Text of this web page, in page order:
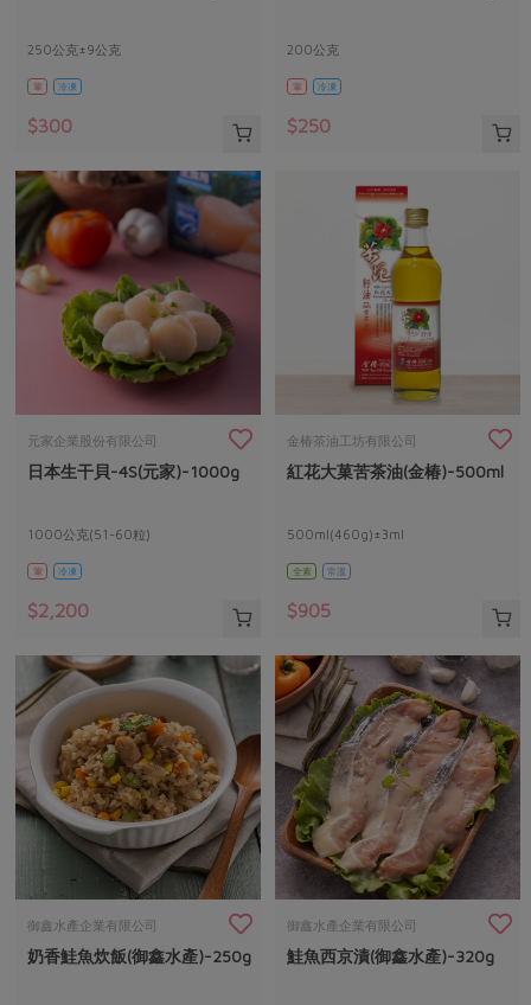
素食專區
樂齡友善
高麗菜海鮮煎餅
地區活動
活動報下載
250公克±9公克
葷 冷凍
$300
200公克
葷 冷凍
$250
元家企業股份有限公司
日本生干貝-4S(元家)-1000g
1000公克(51-60粒)
葷 冷凍
$2,200
金椿茶油工坊有限公司
紅花大菓苦茶油(金椿)-500ml
500ml(460g)±3ml
全素 常溫
$905
御鑫水產企業有限公司
奶香鮭魚炊飯(御鑫水產)-250g
御鑫水產企業有限公司
鮭魚西京漬(御鑫水產)-320g